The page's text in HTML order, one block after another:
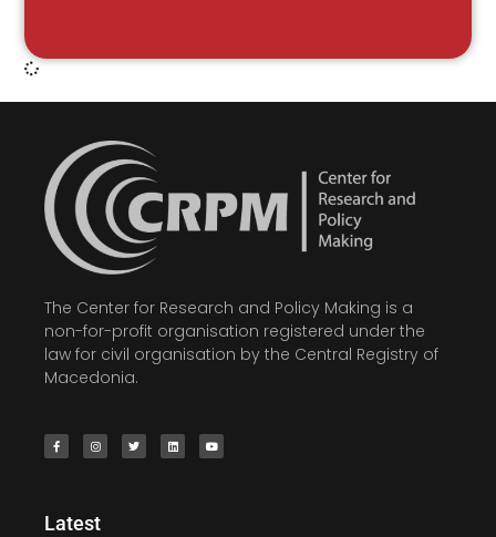
The Center for Research and Policy Making is a
non-for-profit organisation registered under the
law for civil organisation by the Central Registry of
Macedonia.
Latest